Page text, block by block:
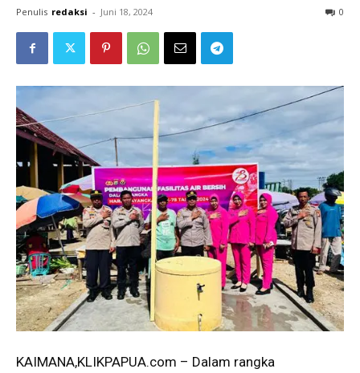
Penulis redaksi - Juni 18, 2024 0
KAIMANA,KLIKPAPUA.com – Dalam rangka